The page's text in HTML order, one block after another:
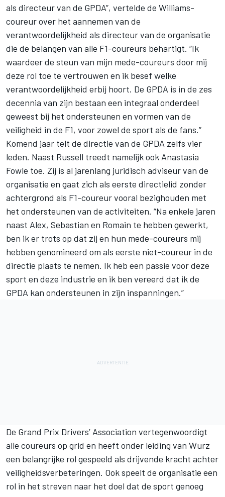
als directeur van de GPDA”, vertelde de Williams-
coureur over het aannemen van de
verantwoordelijkheid als directeur van de organisatie
die de belangen van alle F1-coureurs behartigt. “Ik
waardeer de steun van mijn mede-coureurs door mij
deze rol toe te vertrouwen en ik besef welke
verantwoordelijkheid erbij hoort. De GPDA is in de zes
decennia van zijn bestaan een integraal onderdeel
geweest bij het ondersteunen en vormen van de
veiligheid in de F1, voor zowel de sport als de fans.”
Komend jaar telt de directie van de GPDA zelfs vier
leden. Naast Russell treedt namelijk ook Anastasia
Fowle toe. Zij is al jarenlang juridisch adviseur van de
organisatie en gaat zich als eerste directielid zonder
achtergrond als F1-coureur vooral bezighouden met
het ondersteunen van de activiteiten. “Na enkele jaren
naast Alex, Sebastian en Romain te hebben gewerkt,
ben ik er trots op dat zij en hun mede-coureurs mij
hebben genomineerd om als eerste niet-coureur in de
directie plaats te nemen. Ik heb een passie voor deze
sport en deze industrie en ik ben vereerd dat ik de
GPDA kan ondersteunen in zijn inspanningen.”
De Grand Prix Drivers’ Association vertegenwoordigt
alle coureurs op grid en heeft onder leiding van Wurz
een belangrijke rol gespeeld als drijvende kracht achter
veiligheidsverbeteringen. Ook speelt de organisatie een
rol in het streven naar het doel dat de sport genoeg